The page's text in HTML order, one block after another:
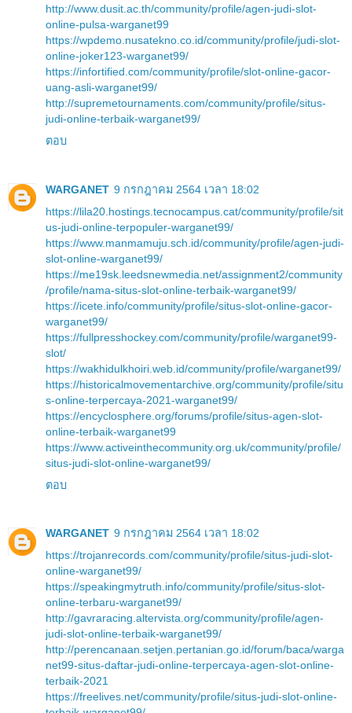
http://www.dusit.ac.th/community/profile/agen-judi-slot-
online-pulsa-warganet99
https://wpdemo.nusatekno.co.id/community/profile/judi-slot-
online-joker123-warganet99/
https://infortified.com/community/profile/slot-online-gacor-
uang-asli-warganet99/
http://supremetournaments.com/community/profile/situs-
judi-online-terbaik-warganet99/
ตอบ
WARGANET 9 กรกฎาคม 2564 เวลา 18:02
https://lila20.hostings.tecnocampus.cat/community/profile/sit
us-judi-online-terpopuler-warganet99/
https://www.manmamuju.sch.id/community/profile/agen-judi-
slot-online-warganet99/
https://me19sk.leedsnewmedia.net/assignment2/community
/profile/nama-situs-slot-online-terbaik-warganet99/
https://icete.info/community/profile/situs-slot-online-gacor-
warganet99/
https://fullpresshockey.com/community/profile/warganet99-
slot/
https://wakhidulkhoiri.web.id/community/profile/warganet99/
https://historicalmovementarchive.org/community/profile/situ
s-online-terpercaya-2021-warganet99/
https://encyclosphere.org/forums/profile/situs-agen-slot-
online-terbaik-warganet99
https://www.activeinthecommunity.org.uk/community/profile/
situs-judi-slot-online-warganet99/
ตอบ
WARGANET 9 กรกฎาคม 2564 เวลา 18:02
https://trojanrecords.com/community/profile/situs-judi-slot-
online-warganet99/
https://speakingmytruth.info/community/profile/situs-slot-
online-terbaru-warganet99/
http://gavraracing.altervista.org/community/profile/agen-
judi-slot-online-terbaik-warganet99/
http://perencanaan.setjen.pertanian.go.id/forum/baca/warga
net99-situs-daftar-judi-online-terpercaya-agen-slot-online-
terbaik-2021
https://freelives.net/community/profile/situs-judi-slot-online-